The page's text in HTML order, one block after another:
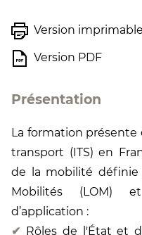
Version imprimable
Version PDF
Présentation
La formation
transport (ITS) en
de la mobilité définie
Mobilités (LOM)
d’application :
Rôles de l'État et